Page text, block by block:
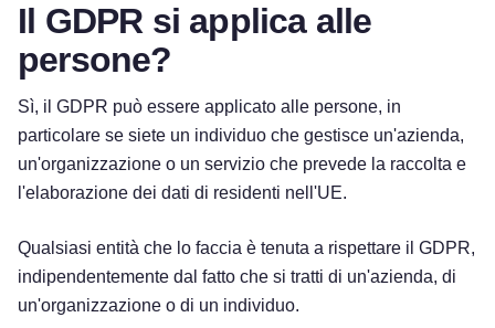
Il GDPR si applica alle
persone?
Sì, il GDPR può essere applicato alle persone, in
particolare se siete un individuo che gestisce un'azienda,
un'organizzazione o un servizio che prevede la raccolta e
l'elaborazione dei dati di residenti nell'UE.
Qualsiasi entità che lo faccia è tenuta a rispettare il GDPR,
indipendentemente dal fatto che si tratti di un'azienda, di
un'organizzazione o di un individuo.